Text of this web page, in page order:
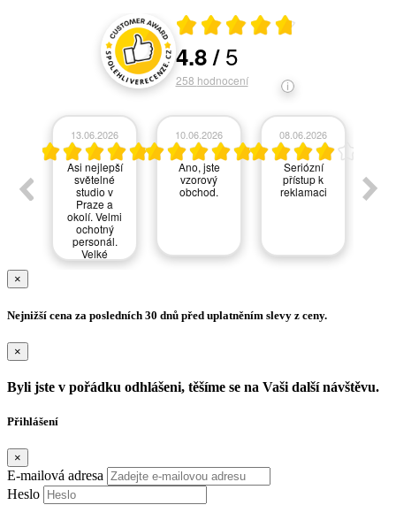
Hodnocení a recenze zákazníků
Průměrné hodnocení 4.8 z 5
4.8/5
258 hodnocení
13.06.2026
Asi nejlepší
světelné
studio v
Praze a
okolí. Velmi
ochotný
personál.
Velké
množství
doporučuji.
10.06.2026
Ano, jste
vzorový
obchod.
08.06.2026
Seriózní
přístup k
reklamaci
×
Nejnižší cena za posledních 30 dnů před uplatněním slevy z ceny.
×
Byli jste v pořádku odhlášeni, těšíme se na Vaši další návštěvu.
Přihlášení
×
E-mailová adresa
Heslo